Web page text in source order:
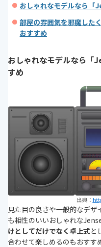
おしゃれなモデルなら「
部屋の雰囲気を邪魔した
おすすめ
おしゃれなモデルなら「
すめ
出典：
見た目の良さや一般的なデ
も相性のいいおしゃれな
けとしてだけでなく卓上式と
合わせて楽しめるのもおすす